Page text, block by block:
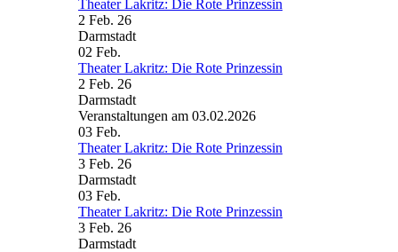
Theater Lakritz: Die Rote Prinzessin
2 Feb. 26
Darmstadt
02 Feb.
Theater Lakritz: Die Rote Prinzessin
2 Feb. 26
Darmstadt
Veranstaltungen am 03.02.2026
03 Feb.
Theater Lakritz: Die Rote Prinzessin
3 Feb. 26
Darmstadt
03 Feb.
Theater Lakritz: Die Rote Prinzessin
3 Feb. 26
Darmstadt